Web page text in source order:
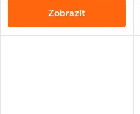
Zobrazit